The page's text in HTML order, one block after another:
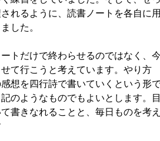
れるように、読書ノートを各自に
した。
トだけで終わらせるのではなく、
て行こうと考えています。やり方
想を四行詩で書いていくという形
のようなものでもよいとします。
書きなれることと、毎日ものを考